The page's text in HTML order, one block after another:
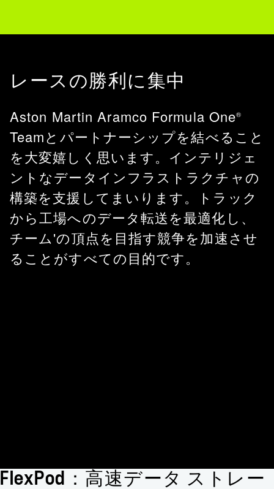
レースの勝利に集中
Aston Martin Aramco Formula One®
Teamとパートナーシップを結べること
を大変嬉しく思います。インテリジェ
ントなデータインフラストラクチャの
構築を支援してまいります。トラック
から工場へのデータ転送を最適化し、
チーム'の頂点を目指す競争を加速させ
ることがすべての目的です。
FlexPod：高速データ ストレー